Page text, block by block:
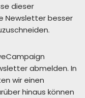
dieser
Newsletter besser
abmelden. In
wir einen
hinaus können